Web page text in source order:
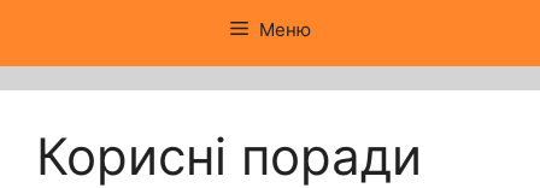
Меню
Корисні поради